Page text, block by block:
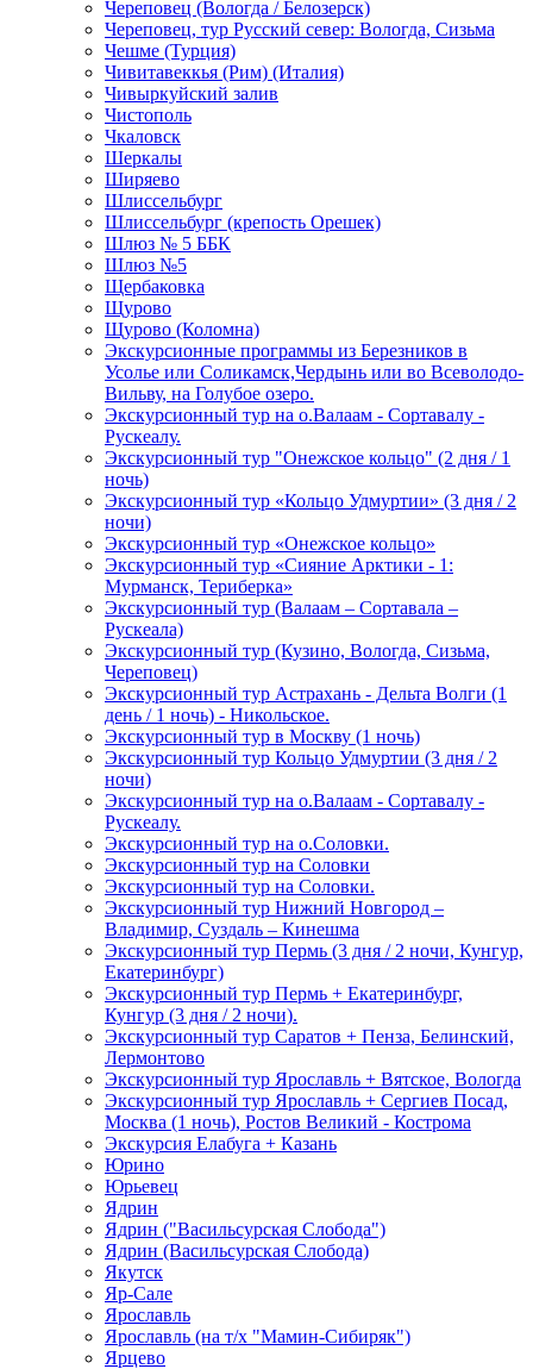
Череповец (Вологда / Белозерск)
Череповец, тур Русский север: Вологда, Сизьма
Чешме (Турция)
Чивитавеккья (Рим) (Италия)
Чивыркуйский залив
Чистополь
Чкаловск
Шеркалы
Ширяево
Шлиссельбург
Шлиссельбург (крепость Орешек)
Шлюз № 5 ББК
Шлюз №5
Щербаковка
Щурово
Щурово (Коломна)
Экскурсионные программы из Березников в
Усолье или Соликамск,Чердынь или во Всеволодо-
Вильву, на Голубое озеро.
Экскурсионный тур на о.Валаам - Сортавалу -
Рускеалу.
Экскурсионный тур "Онежское кольцо" (2 дня / 1
ночь)
Экскурсионный тур «Кольцо Удмуртии» (3 дня / 2
ночи)
Экскурсионный тур «Онежское кольцо»
Экскурсионный тур «Сияние Арктики - 1:
Мурманск, Териберка»
Экскурсионный тур (Валаам – Сортавала –
Рускеала)
Экскурсионный тур (Кузино, Вологда, Сизьма,
Череповец)
Экскурсионный тур Астрахань - Дельта Волги (1
день / 1 ночь) - Никольское.
Экскурсионный тур в Москву (1 ночь)
Экскурсионный тур Кольцо Удмуртии (3 дня / 2
ночи)
Экскурсионный тур на о.Валаам - Сортавалу -
Рускеалу.
Экскурсионный тур на о.Соловки.
Экскурсионный тур на Соловки
Экскурсионный тур на Соловки.
Экскурсионный тур Нижний Новгород –
Владимир, Суздаль – Кинешма
Экскурсионный тур Пермь (3 дня / 2 ночи, Кунгур,
Екатеринбург)
Экскурсионный тур Пермь + Екатеринбург,
Кунгур (3 дня / 2 ночи).
Экскурсионный тур Саратов + Пенза, Белинский,
Лермонтово
Экскурсионный тур Ярославль + Вятское, Вологда
Экскурсионный тур Ярославль + Сергиев Посад,
Москва (1 ночь), Ростов Великий - Кострома
Экскурсия Елабуга + Казань
Юрино
Юрьевец
Ядрин
Ядрин ("Васильсурская Слобода")
Ядрин (Васильсурская Слобода)
Якутск
Яр-Сале
Ярославль
Ярославль (на т/х "Мамин-Сибиряк")
Ярцево